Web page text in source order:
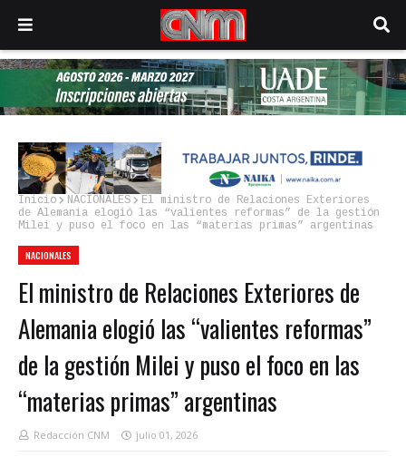
Inicio NACIONALES
El ministro de Relaciones Exteriores
de Alemania elogió las “valientes reformas” de la gestión
Milei y puso el foco en las “materias primas” argentinas
NACIONALES
El ministro de Relaciones Exteriores de
Alemania elogió las “valientes reformas”
de la gestión Milei y puso el foco en las
“materias primas” argentinas
Redacción CNM julio 01, 2026